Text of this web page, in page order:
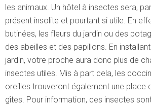
les animaux. Un hôtel à insectes sera,
présent insolite et pourtant si utile. En
butinées, les fleurs du jardin ou des
des abeilles et des papillons. En
jardin, votre proche aura donc plus de
insectes utiles. Mis à part cela, les
oreilles trouveront également une place
gîtes. Pour information, ces insectes